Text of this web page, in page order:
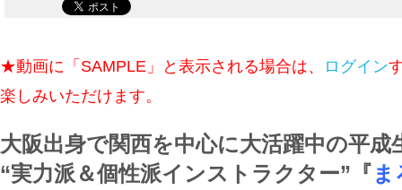
★動画に「SAMPLE」と表示される場合は、 ログイン
楽しみいただけます。
大阪出身で関西を中心に大活躍中の平成
“実力派＆個性派インストラクター”『ま